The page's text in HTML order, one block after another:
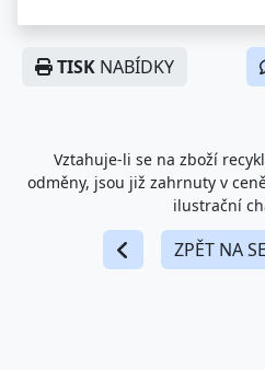
TISK NABÍDKY
Vztahuje-li se na zboží
odměny, jsou již zahrnuty v
ilustrační
ZPĚT NA